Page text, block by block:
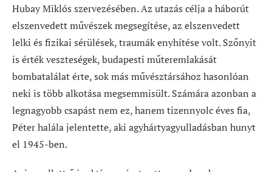
Hubay Miklós szervezésében. Az utazás célja a háborút
elszenvedett művészek megsegítése, az elszenvedett
lelki és fizikai sérülések, traumák enyhítése volt. Szőnyit
is érték veszteségek, budapesti műteremlakását
bombatalálat érte, sok más művésztársához hasonlóan
neki is több alkotása megsemmisült. Számára azonban a
legnagyobb csapást nem ez, hanem tizennyolc éves fia,
Péter halála jelentette, aki agyhártyagyulladásban hunyt
el 1945-ben.